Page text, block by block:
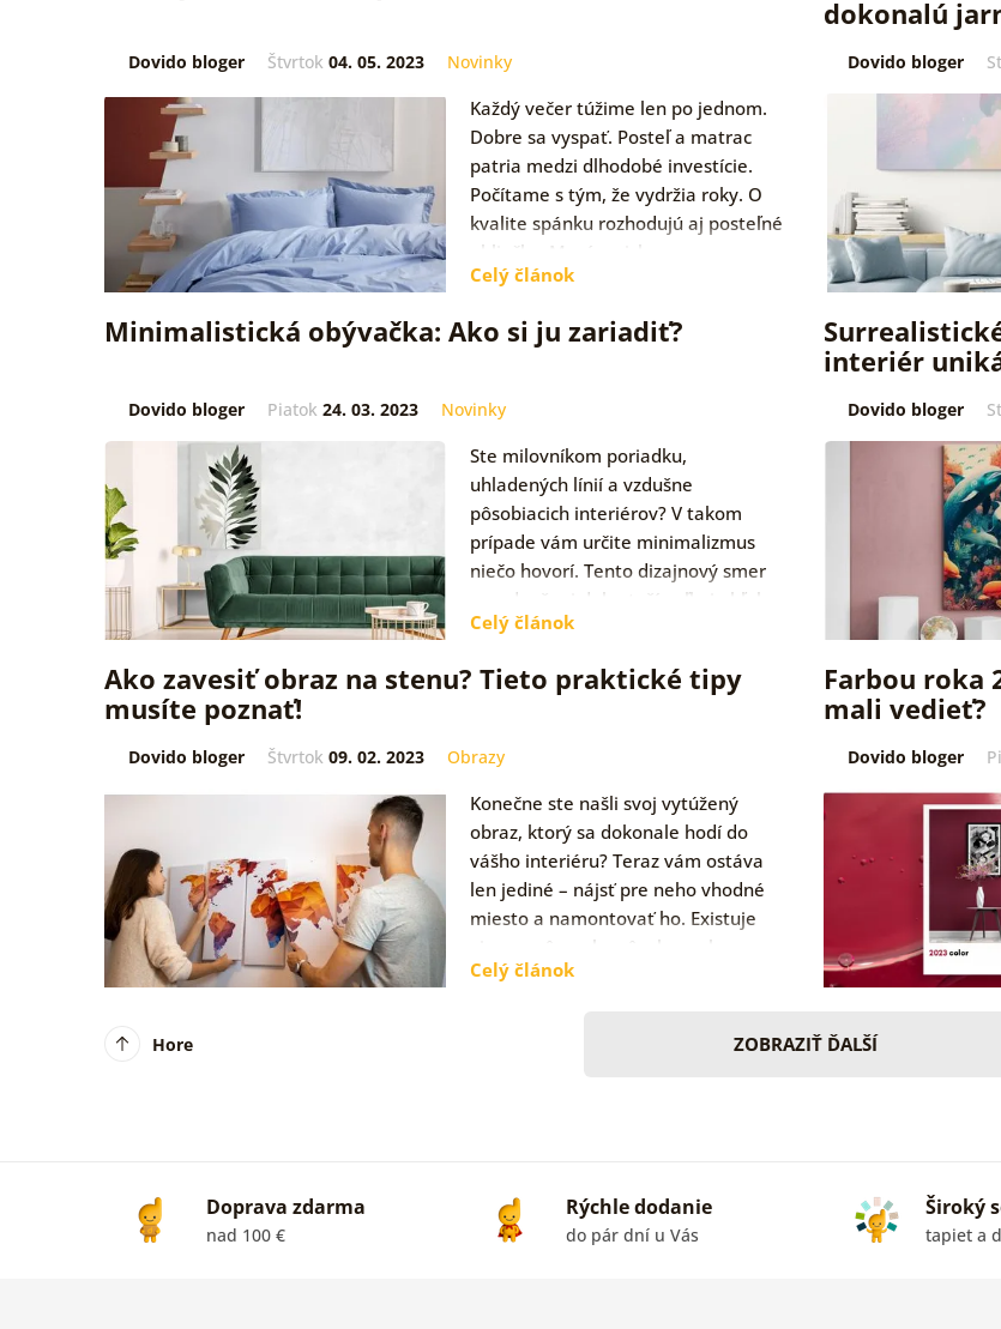
Dovido bloger Štvrtok 04. 05. 2023 Novinky
Každý večer túžime len po jednom.
Dobre sa vyspať. Posteľ a matrac
patria medzi dlhodobé investície.
Počítame s tým, že vydržia roky. O
kvalite spánku rozhodujú aj posteľné
obliečky. Meníme ich…
Celý článok
dokonalú
Dovido bloger
Minimalistická obývačka: Ako si ju zariadiť?
Dovido bloger Piatok 24. 03. 2023 Novinky
Ste milovníkom poriadku,
uhladených línií a vzdušne
pôsobiacich interiérov? V takom
prípade vám určite minimalizmus
niečo hovorí. Tento dizajnový smer
sa v dnešnej dobe teší veľkej obľube
a niet sa…
Celý článok
interiér
Dovido bloger
Ako zavesiť obraz na stenu? Tieto praktické tipy
musíte poznať!
Dovido bloger Štvrtok 09. 02. 2023 Obrazy
Konečne ste našli svoj vytúžený
obraz, ktorý sa dokonale hodí do
vášho interiéru? Teraz vám ostáva
len jediné – nájsť pre neho vhodné
miesto a namontovať ho. Existuje
viacero rôznych spôsobov, ako…
Celý článok
Farbou roka
mali vedieť?
Dovido bloger
Hore ZOBRAZIŤ ĎALŠÍ
Doprava zdarma
nad 100 €
Rýchle dodanie
do pár dní u Vás
Široký
tapiet a